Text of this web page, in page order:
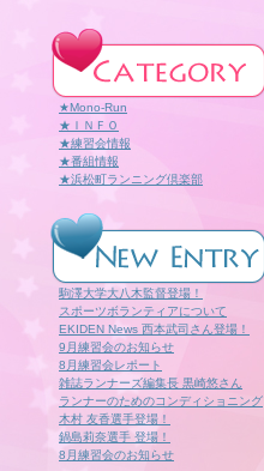
★Mono-Run
★ＩＮＦＯ
★練習会情報
★番組情報
★浜松町ランニング倶楽部
駒澤大学大八木監督登場！
スポーツボランティアについて
EKIDEN News 西本武司さん登場！
9月練習会のお知らせ
8月練習会レポート
雑誌ランナーズ編集長 黒崎悠さん
ランナーのためのコンディショニング
木村 友香選手登場！
鍋島莉奈選手 登場！
8月練習会のお知らせ